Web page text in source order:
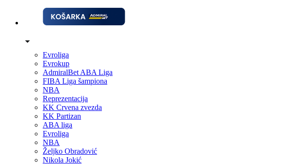
Evroliga
Evrokup
AdmiralBet ABA Liga
FIBA Liga šampiona
NBA
Reprezentacija
KK Crvena zvezda
KK Partizan
ABA liga
Evroliga
NBA
Željko Obradović
Nikola Jokić